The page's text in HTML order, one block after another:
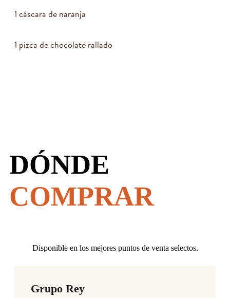
1 cáscara de naranja
1 pizca de chocolate rallado
DÓNDE
COMPRAR
Disponible en los mejores puntos de venta selectos.
Grupo Rey